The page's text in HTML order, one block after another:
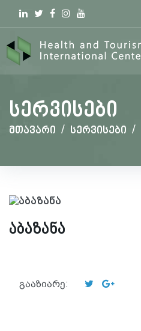
Linkedin
TwitterFacebook
Instagram
youtube
სერვისები
მთავარი / სერვისები /
აბაზანა
გააზიარე: